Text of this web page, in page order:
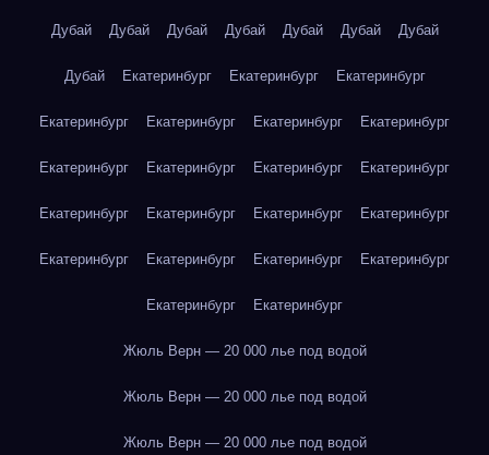
Дубай Дубай Дубай Дубай Дубай Дубай Дубай
Дубай Екатеринбург Екатеринбург Екатеринбург
Екатеринбург Екатеринбург Екатеринбург Екатеринбург
Екатеринбург Екатеринбург Екатеринбург Екатеринбург
Екатеринбург Екатеринбург Екатеринбург Екатеринбург
Екатеринбург Екатеринбург Екатеринбург Екатеринбург
Екатеринбург Екатеринбург
Жюль Верн — 20 000 лье под водой
Жюль Верн — 20 000 лье под водой
Жюль Верн — 20 000 лье под водой